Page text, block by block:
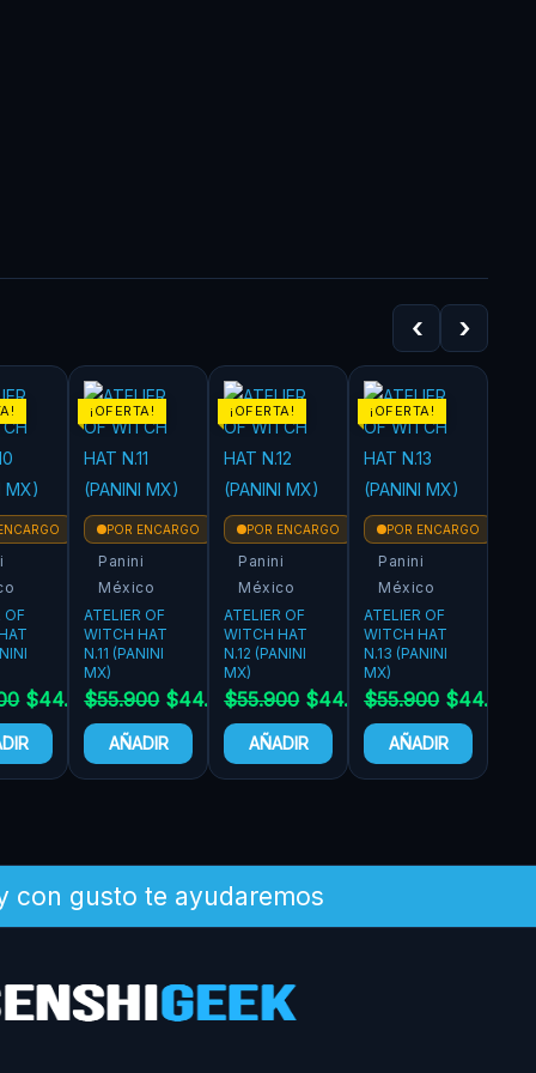
‹ ›
OF
$44.720
¡OFERTA!
POR ENCARGO
Panini
México
ATELIER OF
WITCH HAT
N.11 (PANINI
MX)
$55.900 $44.720
AÑADIR
¡OFERTA!
POR ENCARGO
Panini
México
ATELIER OF
WITCH HAT
N.12 (PANINI
MX)
$55.900 $44.720
AÑADIR
¡OFERTA!
POR ENCARGO
Panini
México
ATELIER OF
WITCH HAT
N.13 (PANINI
MX)
$55.900 $44.720
AÑADIR
con gusto te ayudaremos